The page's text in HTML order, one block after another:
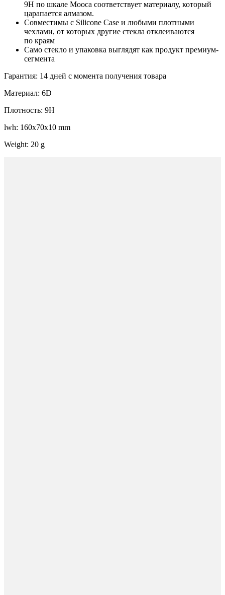
9H по шкале Мооса соответствует материалу, который
царапается алмазом.
Совместимы с Silicone Case и любыми плотными
чехлами, от которых другие стекла отклеиваются
по краям
Само стекло и упаковка выглядят как продукт премиум-
сегмента
Гарантия: 14 дней с момента получения товара
Материал: 6D
Плотность: 9H
lwh: 160x70x10 mm
Weight: 20 g